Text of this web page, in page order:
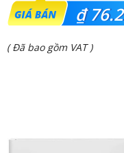
Giá
gốc
là:
₫
Giá
₫ 76.200.000.
( Đã bao gồm VAT )